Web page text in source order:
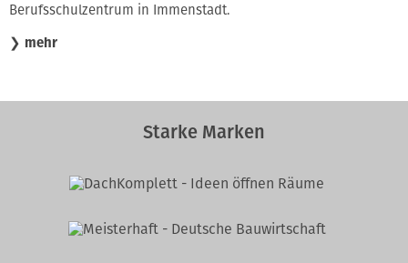
Berufsschulzentrum in Immenstadt.
❯ mehr
Starke Marken